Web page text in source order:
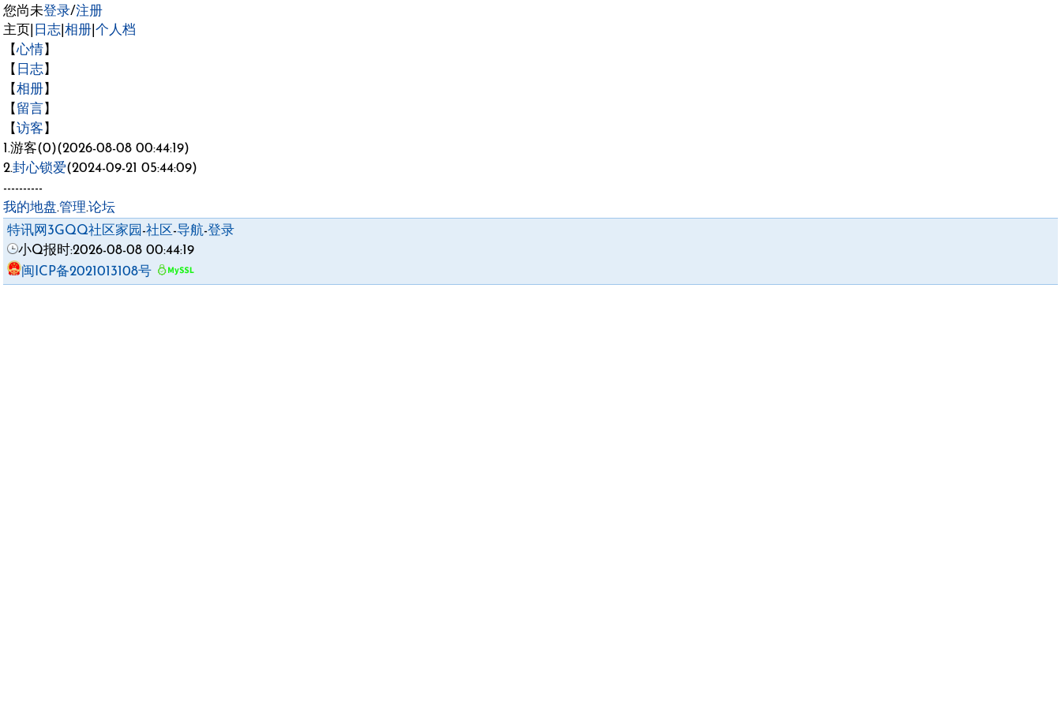
您尚未登录/注册
主页|
日志 相册 个人档
【心情】
【 日志】
【相册】
【 留言 】
【访客 】
1.游客(0)(2026-08-08 00:44:19)
2.封心锁爱(2024-09-21 05:44:09)
----------
我的地盘.管理.论坛
特讯网3GQQ社区家园 -社区 -导航-登录
小Q报时:2026-08-08 00:44:19
闽ICP备2021013108号